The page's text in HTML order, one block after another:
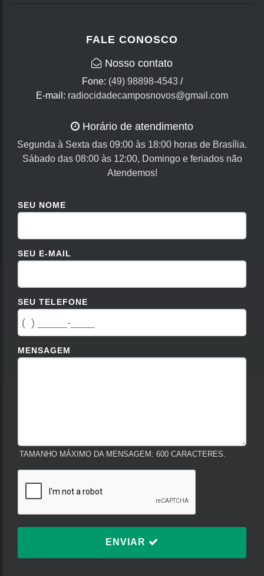
FALE CONOSCO
Nosso contato
Fone: (49) 98898-4543/
E-mail: radiocidadecamposnovos@gmail.com
Horário de atendimento
Segunda à Sexta das 09:00 às 18:00 horas de Brasília.
Sábado das 08:00 às 12:00, Domingo e feriados não
Atendemos!
SEU NOME
SEU E-MAIL
SEU TELEFONE
MENSAGEM
TAMANHO MÁXIMO DA MENSAGEM: 600 CARACTERES.
ENVIAR